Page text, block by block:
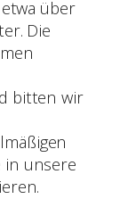
über
Die
bitten wir
in unsere